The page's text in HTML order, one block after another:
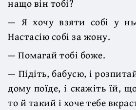
нащо він тобі?
— Я хочу взяти собі у
Настасію собі за жону.
— Помагай тобі боже.
— Підіть, бабусю, і
дому поїде, і скажіть їй,
то й такий і хоче тебе